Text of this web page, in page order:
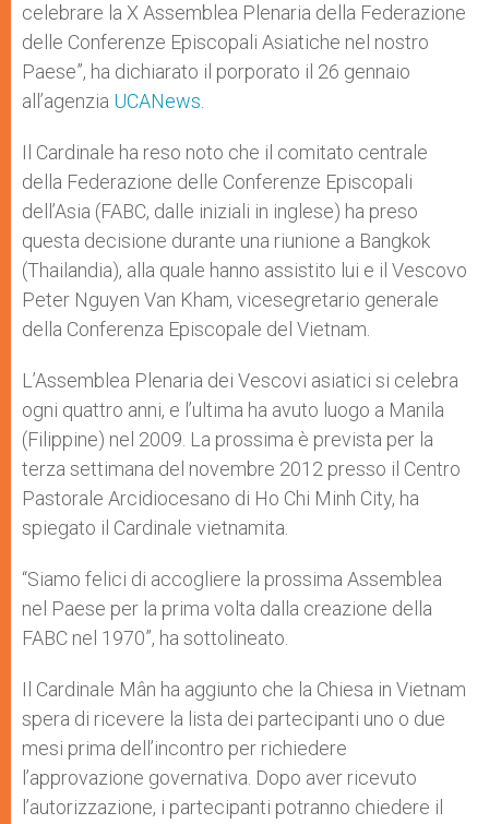
celebrare la X Assemblea Plenaria della Federazione
delle Conferenze Episcopali Asiatiche nel nostro
Paese”, ha dichiarato il porporato il 26 gennaio
all’agenzia UCANews
Il Cardinale ha reso noto che il comitato centrale
della Federazione delle Conferenze Episcopali
dell’Asia (FABC, dalle iniziali in inglese) ha preso
questa decisione durante una riunione a Bangkok
(Thailandia), alla quale hanno assistito lui e il Vescovo
Peter Nguyen Van Kham, vicesegretario generale
della Conferenza Episcopale del Vietnam.
L’Assemblea Plenaria dei Vescovi asiatici si celebra
ogni quattro anni, e l’ultima ha avuto luogo a Manila
(Filippine) nel 2009. La prossima è prevista per la
terza settimana del novembre 2012 presso il Centro
Pastorale Arcidiocesano di Ho Chi Minh City, ha
spiegato il Cardinale vietnamita.
“Siamo felici di accogliere la prossima Assemblea
nel Paese per la prima volta dalla creazione della
FABC nel 1970”, ha sottolineato.
Il Cardinale Mân ha aggiunto che la Chiesa in Vietnam
spera di ricevere la lista dei partecipanti uno o due
mesi prima dell’incontro per richiedere
l’approvazione governativa. Dopo aver ricevuto
l’autorizzazione, i partecipanti potranno chiedere il